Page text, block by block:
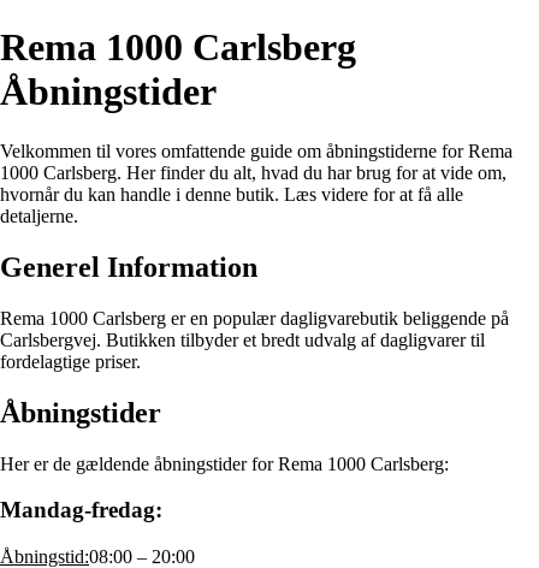
Rema 1000 Carlsberg
Åbningstider
Velkommen til vores omfattende guide om åbningstiderne for Rema
1000 Carlsberg. Her finder du alt, hvad du har brug for at vide om,
hvornår du kan handle i denne butik. Læs videre for at få alle
detaljerne.
Generel Information
Rema 1000 Carlsberg er en populær dagligvarebutik beliggende på
Carlsbergvej. Butikken tilbyder et bredt udvalg af dagligvarer til
fordelagtige priser.
Åbningstider
Her er de gældende åbningstider for Rema 1000 Carlsberg:
Mandag-fredag:
Åbningstid:08:00 – 20:00